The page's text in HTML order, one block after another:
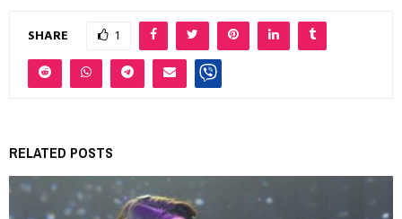
SHARE 1
RELATED POSTS